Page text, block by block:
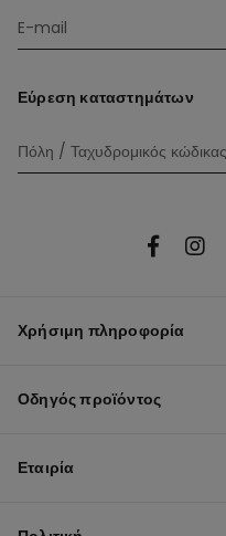
Εύρεση καταστημάτων
Χρήσιμη πληροφορία
Οδηγός προϊόντος
Εταιρία